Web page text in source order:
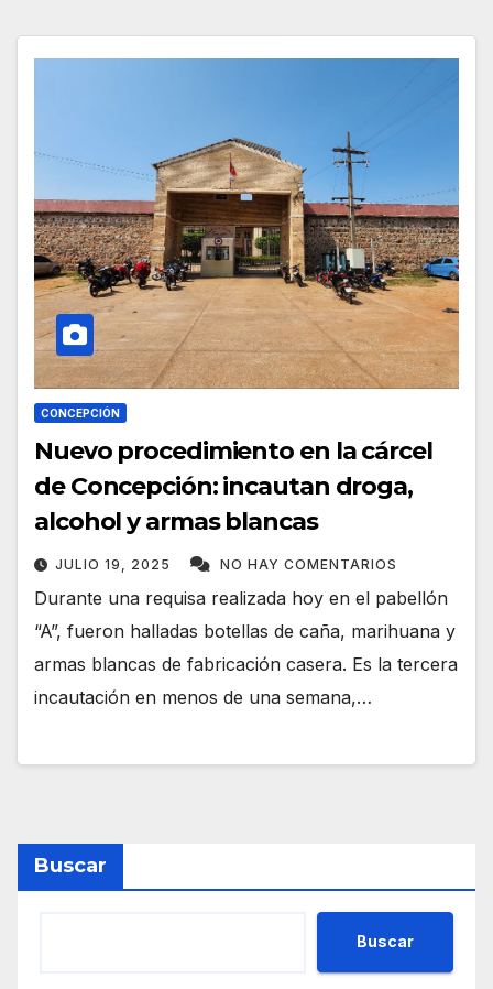
CONCEPCIÓN
Nuevo procedimiento en la cárcel
de Concepción: incautan droga,
alcohol y armas blancas
JULIO 19, 2025 NO HAY COMENTARIOS
Durante una requisa realizada hoy en el pabellón
“A”, fueron halladas botellas de caña, marihuana y
armas blancas de fabricación casera. Es la tercera
incautación en menos de una semana,…
Buscar
Buscar